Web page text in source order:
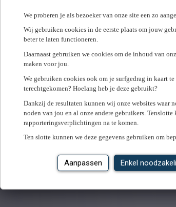
We proberen je als bezoeker van onze site een zo
Wij gebruiken cookies in de eerste plaats om jouw
beter te laten functioneren.
Daarnaast gebruiken we cookies om de inhoud van
maken voor jou.
We gebruiken cookies ook om je surfgedrag in kaart
terechtgekomen? Hoelang heb je deze gebruikt?
Dankzij de resultaten kunnen wij onze websites waar
noden van jou en al onze andere gebruikers.
rapporteringsverplichtingen na te komen.
Ten slotte kunnen we deze gegevens gebruiken om
Aanpassen Enkel
insturen